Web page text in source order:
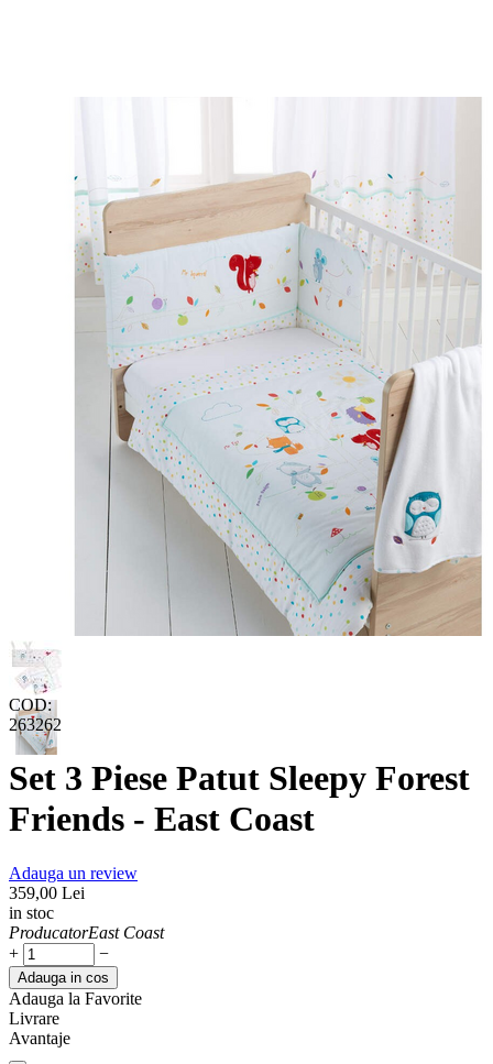
COD:
263262
Set 3 Piese Patut Sleepy Forest
Friends - East Coast
Adauga un review
359,00 Lei
in stoc
ProducatorEast Coast
+
−
Adauga in cos
Adauga la Favorite
Livrare
Avantaje